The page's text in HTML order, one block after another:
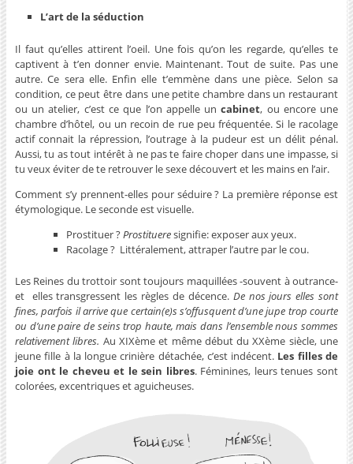
L’art de la séduction
Il faut qu’elles attirent l’oeil. Une fois qu’on les regarde, qu’elles te
captivent à t’en donner envie. Maintenant. Tout de suite. Pas une
autre. Ce sera elle. Enfin elle t’emmène dans une pièce. Selon sa
condition, ce peut être dans une petite chambre dans un restaurant
ou un atelier, c’est ce que l’on appelle uncabinet, ou encore une
chambre d’hôtel, ou un recoin de rue peu fréquentée. Si le racolage
actif connait la répression, l’outrage à la pudeur est un délit pénal.
Aussi, tu as tout intérêt à ne pas te faire choper dans une impasse, si
tu veux éviter de te retrouver le sexe découvert et les mains en l’air.
Comment s’y prennent-elles pour séduire ? La première réponse est
étymologique. Le seconde est visuelle.
Prostituer ?Prostitueresignifie: exposer aux yeux.
Racolage ? Littéralement, attraper l’autre par le cou.
Les Reines du trottoir sont toujours maquillées -souvent à outrance-
et elles transgressent les règles de décence. De nos jours elles sont
fines, parfois il arrive que certain(e)s s’offusquent d’une jupe trop courte
ou d’une paire de seins trop haute, mais dans l’ensemble nous sommes
relativement libres. Au XIXème et même début du XXème siècle, une
jeune fille à la longue crinière détachée, c’est indécent. Les filles de
joie ont le cheveu et le sein libres. Féminines, leurs tenues sont
colorées, excentriques et aguicheuses.